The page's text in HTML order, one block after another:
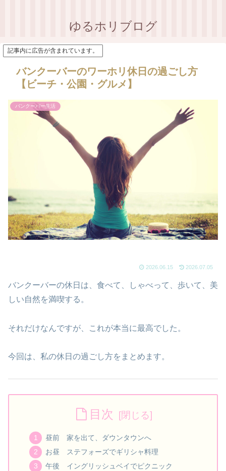
ゆるホリブログ
記事内に広告が含まれています。
バンクーバーのワーホリ休日の過ごし方
【ビーチ・公園・グルメ】
バンクーバー生活
2026.06.15 2026.07.05
バンクーバーの休日は、食べて、しゃべって、歩いて、美
しい自然を満喫する。
それだけなんですが、これが本当に最高でした。
今回は、私の休日の過ごし方をまとめます。
目次
昼前 家を出て、ダウンタウンへ
お昼 ステフォーズでギリシャ料理
午後 イングリッシュベイでピクニック